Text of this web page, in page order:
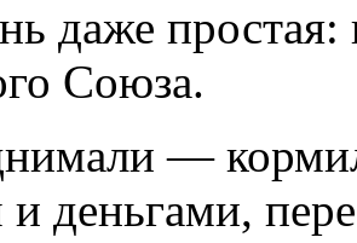
даже
Союза.
—
деньгами,